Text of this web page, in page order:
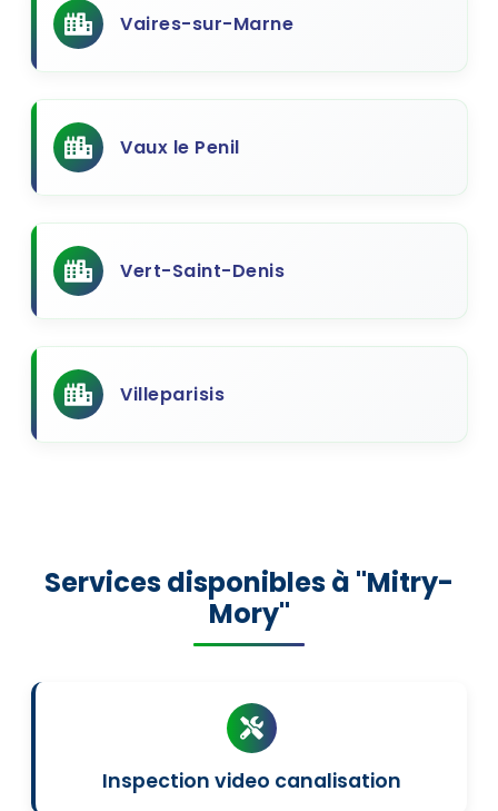
Vaires-sur-Marne
Vaux le Penil
Vert-Saint-Denis
Villeparisis
Services disponibles à "Mitry-
Mory"
Inspection video canalisation